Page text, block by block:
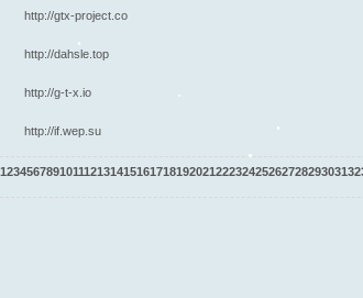
http://gtx-project.co
http://dahsle.top
http://g-t-x.io
http://if.wep.su
1234567891011121314151617181920212223242526272829303132